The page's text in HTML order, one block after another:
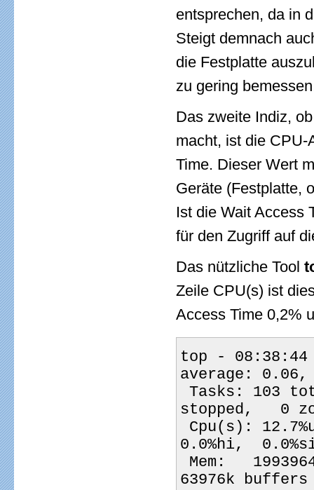
entsprechen, da in
Steigt demnach
die Festplatte
zu gering
Das zweite Indiz,
macht, ist die CPU-
Time. Dieser Wert
Geräte (Festplatte,
Ist die Wait Access
für den Zugriff auf
Das nützliche Tool
Zeile CPU(s) ist
Access Time 0,2%
top -
average:
stopped,   0
Cpu(s):
0.0%hi,
63976k buffers